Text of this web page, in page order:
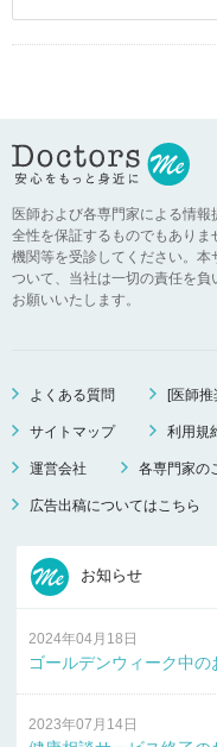
医師および各専門家による情
全性を保証するものでもあり
機関等を受診してください。
ついて、当社は一切の責任を負
お願いいたします。
よくある質問 [医師推
サイトマップ 利用規
運営会社 各専門家の
広告出稿についてはこちら
お知らせ
2024年04月18日
ゴールデンウィーク中
2023年07月14日